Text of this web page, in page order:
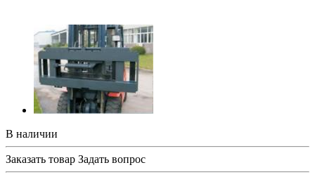
В наличии
Заказать товар Задать вопрос